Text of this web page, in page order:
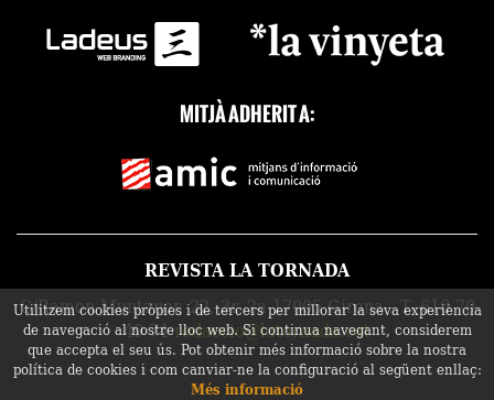
Utilitzem cookies pròpies i de tercers per millorar la seva experiència
de navegació al nostre lloc web. Si continua navegant, considerem
que accepta el seu ús. Pot obtenir més informació sobre la nostra
política de cookies i com canviar-ne la configuració al següent enllaç:
Més informació
MITJÀ ADHERIT A:
REVISTA LA TORNADA
C/Ramon Muntaner, 22, 3r, 2a 17005 Girona - T. 616 70
49 74redaccio@latornada.cat